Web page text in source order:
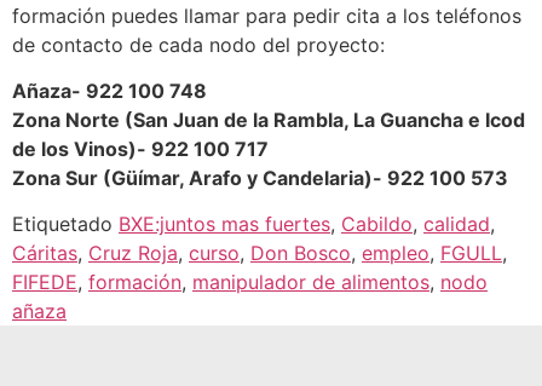
formación puedes llamar para pedir cita a los teléfonos
de contacto de cada nodo del proyecto:
Añaza- 922 100 748
Zona Norte (San Juan de la Rambla, La Guancha e Icod
de los Vinos)- 922 100 717
Zona Sur (Güímar, Arafo y Candelaria)- 922 100 573
Etiquetado BXE:juntos mas fuertes, Cabildo, calidad,
Cáritas, Cruz Roja, curso, Don Bosco, empleo, FGULL,
FIFEDE, formación, manipulador de alimentos, nodo
añaza